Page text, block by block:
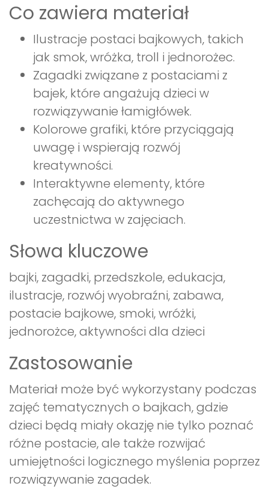
Co zawiera materiał
Ilustracje postaci bajkowych, takich
jak smok, wróżka, troll i jednorożec.
Zagadki związane z postaciami z
bajek, które angażują dzieci w
rozwiązywanie łamigłówek.
Kolorowe grafiki, które przyciągają
uwagę i wspierają rozwój
kreatywności.
Interaktywne elementy, które
zachęcają do aktywnego
uczestnictwa w zajęciach.
Słowa kluczowe
bajki, zagadki, przedszkole, edukacja,
ilustracje, rozwój wyobraźni, zabawa,
postacie bajkowe, smoki, wróżki,
jednorożce, aktywności dla dzieci
Zastosowanie
Materiał może być wykorzystany podczas
zajęć tematycznych o bajkach, gdzie
dzieci będą miały okazję nie tylko poznać
różne postacie, ale także rozwijać
umiejętności logicznego myślenia poprzez
rozwiązywanie zagadek.